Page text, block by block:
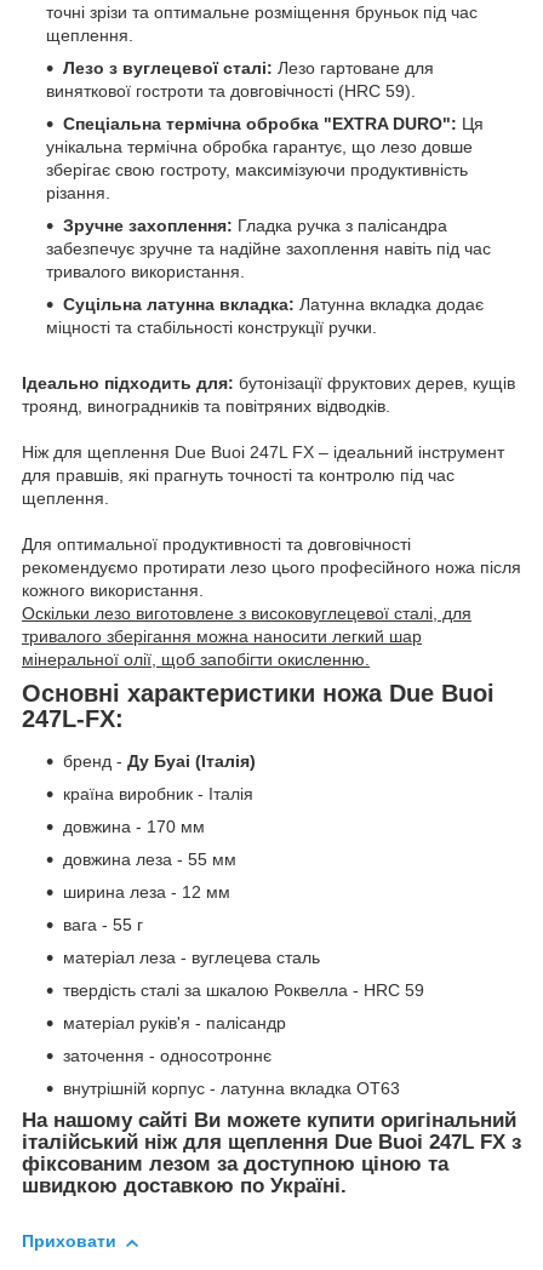
точні зрізи та оптимальне розміщення бруньок під час
щеплення.
Лезо з вуглецевої сталі: Лезо гартоване для
виняткової гостроти та довговічності (HRC 59).
Спеціальна термічна обробка "EXTRA DURO": Ця
унікальна термічна обробка гарантує, що лезо довше
зберігає свою гостроту, максимізуючи продуктивність
різання.
Зручне захоплення: Гладка ручка з палісандра
забезпечує зручне та надійне захоплення навіть під час
тривалого використання.
Суцільна латунна вкладка: Латунна вкладка додає
міцності та стабільності конструкції ручки.
Ідеально підходить для: бутонізації фруктових дерев, кущів
троянд, виноградників та повітряних відводків.
Ніж для щеплення Due Buoi 247L FX – ідеальний інструмент
для правшів, які прагнуть точності та контролю під час
щеплення.
Для оптимальної продуктивності та довговічності
рекомендуємо протирати лезо цього професійного ножа після
кожного використання.
Оскільки лезо виготовлене з високовуглецевої сталі, для
тривалого зберігання можна наносити легкий шар
мінеральної олії, щоб запобігти окисленню.
Основні характеристики ножа Due Buoi
247L-FX:
бренд - Ду Буаі (Італія)
країна виробник - Італія
довжина - 170 мм
довжина леза - 55 мм
ширина леза - 12 мм
вага - 55 г
матеріал леза - вуглецева сталь
твердість сталі за шкалою Роквелла - HRC 59
матеріал руків'я - палісандр
заточення - односотроннє
внутрішній корпус - латунна вкладка ОТ63
На нашому сайті Ви можете купити оригінальний
італійський ніж для щеплення Due Buoi 247L FX з
фіксованим лезом за доступною ціною та
швидкою доставкою по Україні.
Приховати